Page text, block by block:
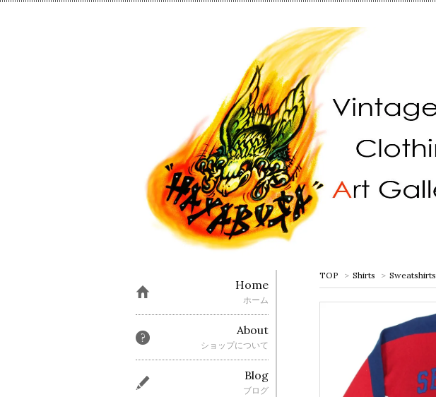
TOP > Shirts > Sweatshirts
Home
ホーム
About
ショップについて
Blog
ブログ